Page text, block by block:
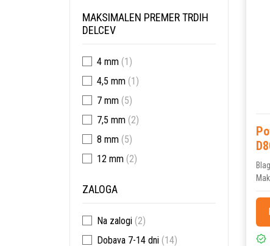
MAKSIMALEN PREMER TRDIH
DELCEV
4 mm (1)
4,5 mm (1)
7 mm (5)
7,5 mm (2)
8 mm (5)
12 mm (2)
ZALOGA
Na zalogi (2)
Dobava 7-14 dni (14)